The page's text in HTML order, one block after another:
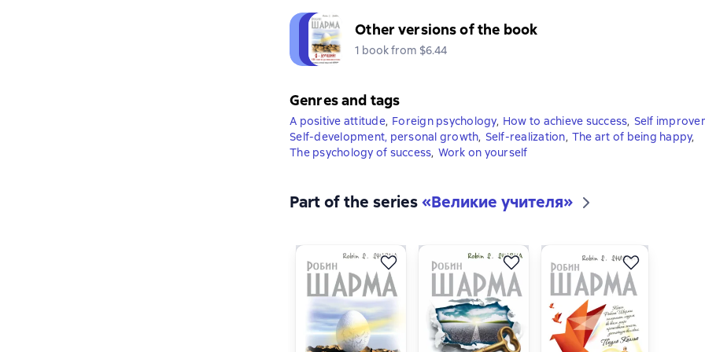
Other versions of the book
1 book from $6.44
Genres and tags
A positive attitude, Foreign psychology, How to achieve success, Self
Self-development, personal growth, Self-realization, The art of being happy,
The psychology of success, Work on yourself
Part of the series«Великие учителя»